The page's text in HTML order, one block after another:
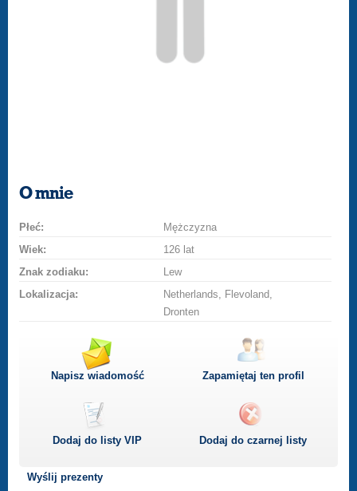
O mnie
Płeć:
Mężczyzna
Wiek:
126 lat
Znak zodiaku:
Lew
Lokalizacja:
Netherlands, Flevoland,
Dronten
Napisz wiadomość Zapamiętaj ten profil
Dodaj do listyVIP Dodaj do czarnej listy
Wyślij prezenty